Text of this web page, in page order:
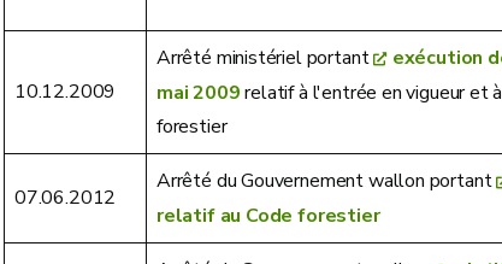
10.12.2009
Arrêté ministériel portant
exécution
mai 2009relatif à l'entrée en vigueur et
forestier
07.06.2012
Arrêté du Gouvernement wallon portant
relatif au Code forestier